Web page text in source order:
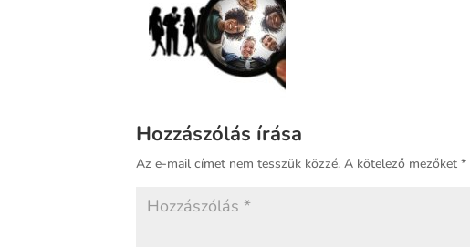
Hozzászólás írása
Az e-mail címet nem tesszük közzé. A kötelező mezőket*